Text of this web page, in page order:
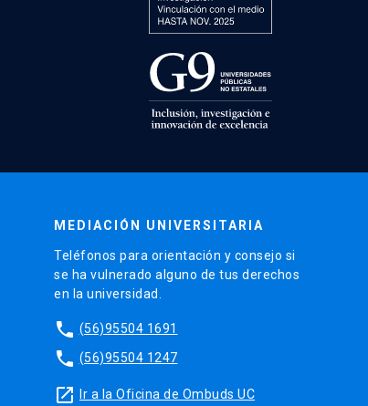
MEDIACIÓN UNIVERSITARIA
Teléfonos para orientación y consejo si
se ha vulnerado alguno de tus derechos
en la universidad.
phone (56)95504 1691
phone (56)95504 1247
launch Ir a la Oficina de Ombuds UC